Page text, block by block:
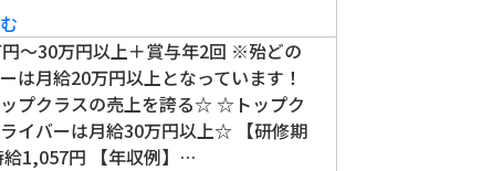
～30万円以上＋賞与年2回 ※殆どの
は月給20万円以上となっています！
プクラスの売上を誇る☆ ☆トップク
イバーは月給30万円以上☆ 【研修期
給1,057円 【年収例】…